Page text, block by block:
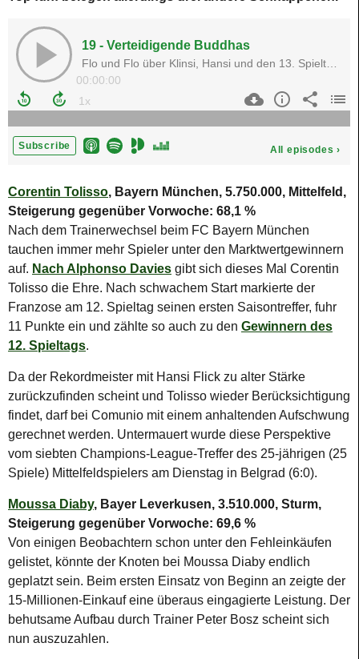
Corentin Tolisso, Bayern München, 5.750.000, Mittelfeld,
Steigerung gegenüber Vorwoche: 68,1 %
Nach dem Trainerwechsel beim FC Bayern München
tauchen immer mehr Spieler unter den Marktwertgewinnern
auf. Nach Alphonso Davies gibt sich dieses Mal Corentin
Tolisso die Ehre. Nach schwachem Start markierte der
Franzose am 12. Spieltag seinen ersten Saisontreffer, fuhr
11 Punkte ein und zählte so auch zu den Gewinnern des
12. Spieltags.
Da der Rekordmeister mit Hansi Flick zu alter Stärke
zurückzufinden scheint und Tolisso wieder Berücksichtigung
findet, darf bei Comunio mit einem anhaltenden Aufschwung
gerechnet werden. Untermauert wurde diese Perspektive
vom siebten Champions-League-Treffer des 25-jährigen (25
Spiele) Mittelfeldspielers am Dienstag in Belgrad (6:0).
Moussa Diaby, Bayer Leverkusen, 3.510.000, Sturm,
Steigerung gegenüber Vorwoche: 69,6 %
Von einigen Beobachtern schon unter den Fehleinkäufen
gelistet, könnte der Knoten bei Moussa Diaby endlich
geplatzt sein. Beim ersten Einsatz von Beginn an zeigte der
15-Millionen-Einkauf eine überaus eingagierte Leistung. Der
behutsame Aufbau durch Trainer Peter Bosz scheint sich
nun auszuzahlen.